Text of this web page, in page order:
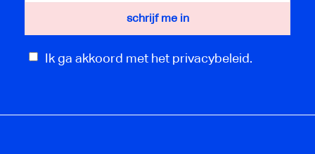
Ik ga akkoord met het privacybeleid.